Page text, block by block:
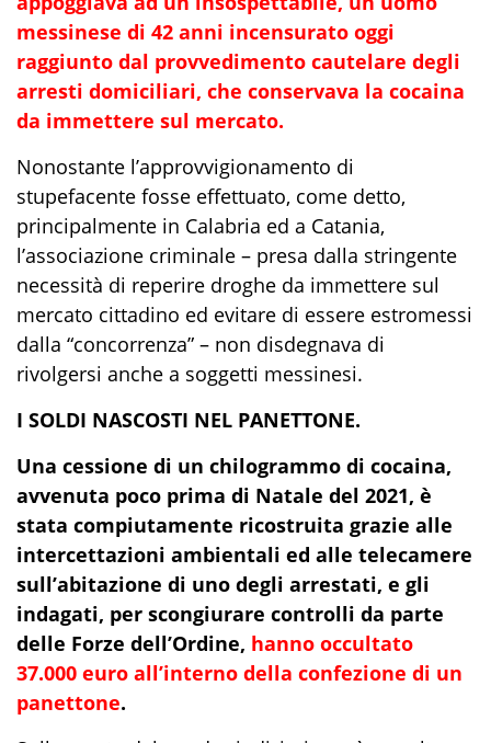
messinese di 42 anni incensurato oggi
raggiunto dal provvedimento cautelare degli
arresti domiciliari, che conservava la cocaina
da immettere sul mercato.
Nonostante l’approvvigionamento di
stupefacente fosse effettuato, come detto,
principalmente in Calabria ed a Catania,
l’associazione criminale – presa dalla stringente
necessità di reperire droghe da immettere sul
mercato cittadino ed evitare di essere estromessi
dalla “concorrenza” – non disdegnava di
rivolgersi anche a soggetti messinesi.
I SOLDI NASCOSTI NEL PANETTONE.
Una cessione di un chilogrammo di cocaina,
avvenuta poco prima di Natale del 2021, è
stata compiutamente ricostruita grazie alle
intercettazioni ambientali ed alle telecamere
sull’abitazione di uno degli arrestati, e gli
indagati, per scongiurare controlli da parte
delle Forze dell’Ordine, hanno occultato
37.000 euro all’interno della confezione di un
panettone.